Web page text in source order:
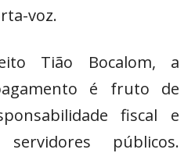
voz.
Tião Bocalom, a
é fruto de
fiscal e
públicos.